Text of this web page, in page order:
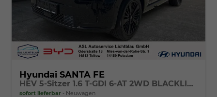
Hyundai SANTA FE
HEV 5-Sitzer 1.6 T-GDI 6-AT 2WD BLACKLINE Glas-Schiebedach
sofort lieferbar Neuwagen